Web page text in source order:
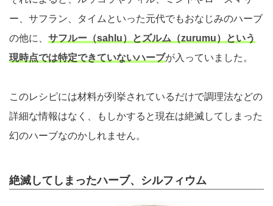
ー、サフラン、タイムといった元代でもおなじみのハーブ
の他に、 サフルー（sahlu）とズルム（zurumu）という
現時点では特定できていないハーブが入っていました。
このレシピには材料が列挙されているだけで調理法などの
詳細な情報はなく、もしかすると現在は絶滅してしまった
幻のハーブなのかしれません。
絶滅してしまったハーブ、シルフィウム